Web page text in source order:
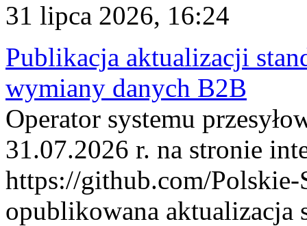
31 lipca 2026, 16:24
Publikacja aktualizacji
wymiany danych B2B
Operator systemu
31.07.2026 r. na stronie
https://github.com/Polskie-
opublikowana aktualizacja